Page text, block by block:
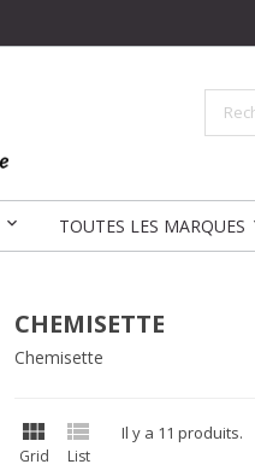
TOUTES LES MARQUES
CHEMISETTE
Chemisette

Grid

List
Il y a 11 produits.